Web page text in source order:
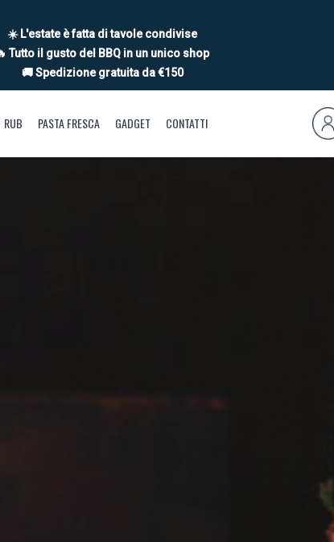
☀️ L'estate è fatta di tavole condivise
Tutto il gusto del BBQ in un unico shop
🚚 Spedizione gratuita da €150
RUB PASTA FRESCA GADGET CONTATTI